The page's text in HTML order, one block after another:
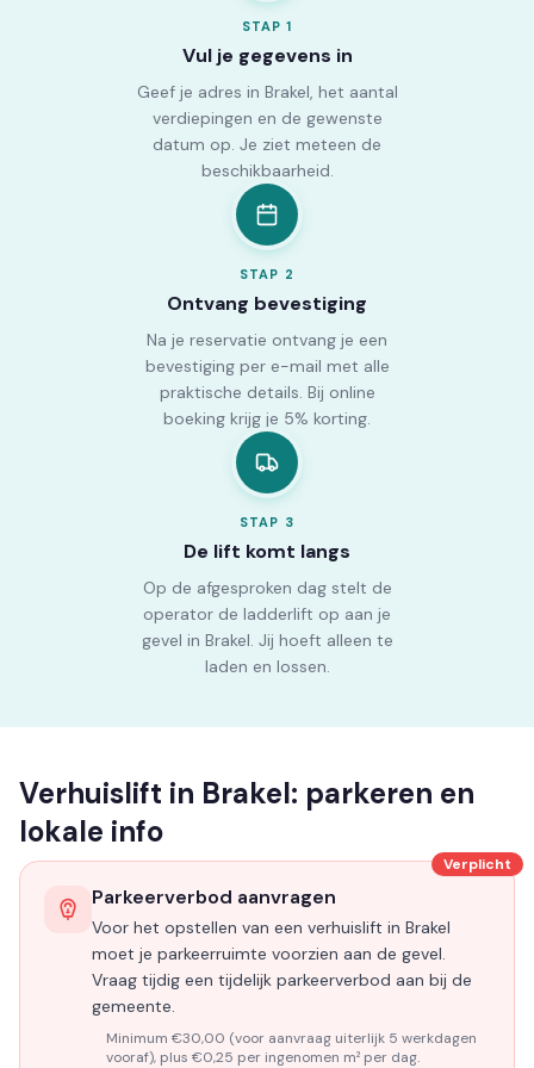
STAP1
Vul je gegevens in
Geef je adres in Brakel, het aantal
verdiepingen en de gewenste
datum op. Je ziet meteen de
beschikbaarheid.
STAP 2
Ontvang bevestiging
Na je reservatie ontvang je een
bevestiging per e-mail met alle
praktische details. Bij online
boeking krijg je 5% korting.
STAP 3
De lift komt langs
Op de afgesproken dag stelt de
operator de ladderlift op aan je
gevel in Brakel. Jij hoeft alleen te
laden en lossen.
Verhuislift in Brakel: parkeren en
lokale info
Verplicht
Parkeerverbod aanvragen
Voor het opstellen van een verhuislift in Brakel
moet je parkeerruimte voorzien aan de gevel.
Vraag tijdig een tijdelijk parkeerverbod aan bij de
gemeente.
Minimum €30,00 (voor aanvraag uiterlijk 5 werkdagen
vooraf), plus €0,25 per ingenomen m² per dag.